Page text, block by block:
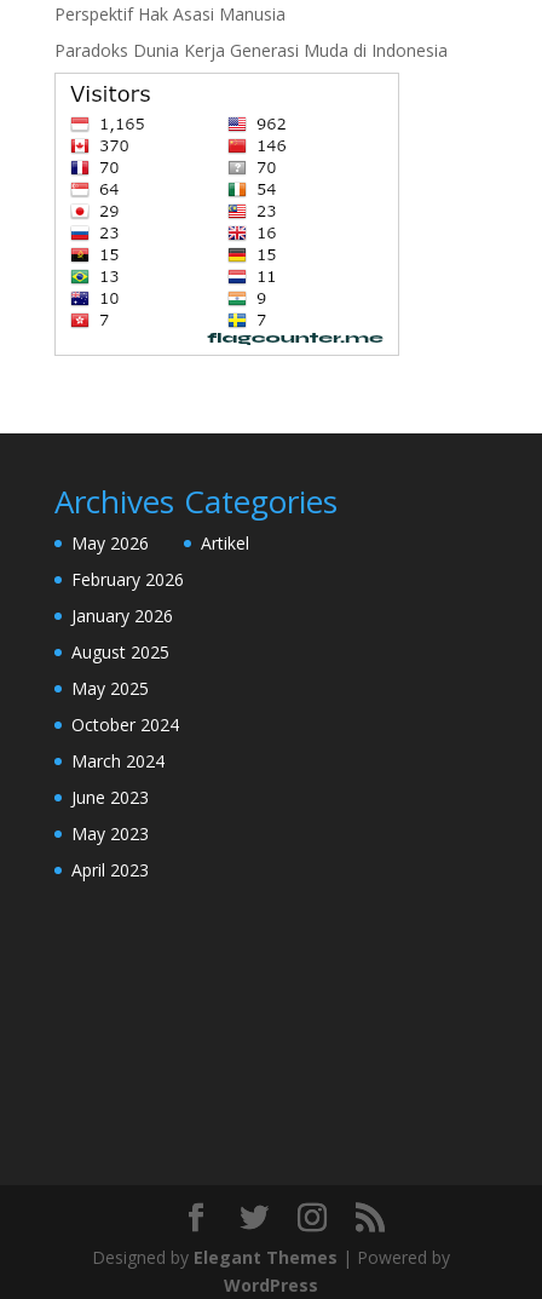
Perspektif Hak Asasi Manusia
Paradoks Dunia Kerja Generasi Muda di Indonesia
Archives
May 2026
February 2026
January 2026
August 2025
May 2025
October 2024
March 2024
June 2023
May 2023
April 2023
Categories
Artikel
Designed by Elegant Themes | Powered by
WordPress